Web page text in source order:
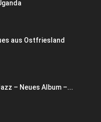
aus Ostfriesland
– Neues Album –...